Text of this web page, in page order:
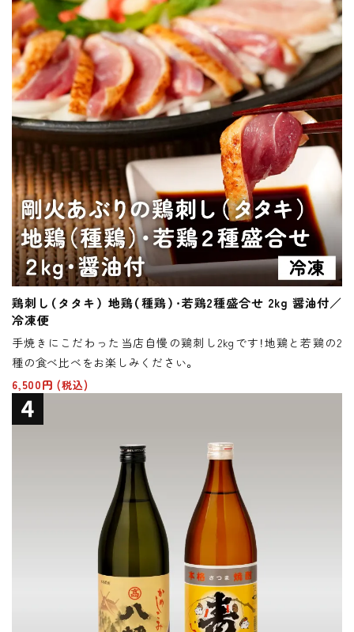
鶏刺し（タタキ） 地鶏（種鶏）・若鶏2種盛合せ 2kg 醤油付／
冷凍便
手焼きにこだわった当店自慢の鶏刺し2kgです！地鶏と若鶏の2
種の食べ比べをお楽しみください。
6,500円 (税込)